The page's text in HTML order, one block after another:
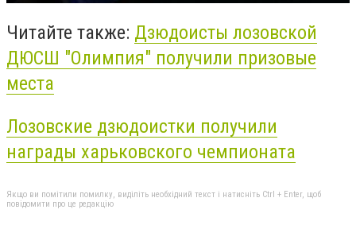
Читайте также: Дзюдоисты лозовской
ДЮСШ "Олимпия" получили призовые
места
Лозовские дзюдоистки получили
награды харьковского чемпионата
Якщо ви помітили помилку, виділіть необхідний текст і натисніть Ctrl + Enter, щоб
повідомити про це редакцію